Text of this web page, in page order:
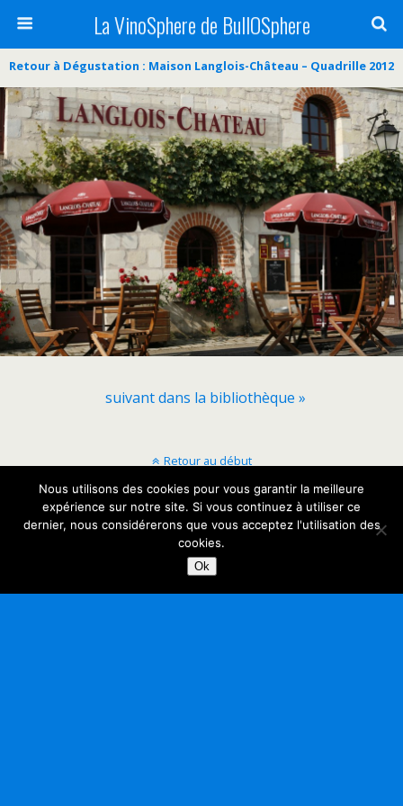
La VinoSphere de BullOSphere
Retour à Dégustation : Maison Langlois-Château – Quadrille 2012
suivant dans la bibliothèque »
Retour au début
Mobile Bureau
Nous utilisons des cookies pour vous garantir la meilleure
expérience sur notre site. Si vous continuez à utiliser ce
dernier, nous considérerons que vous acceptez l'utilisation des
cookies.
Ok